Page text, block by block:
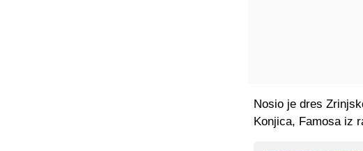
Nosio je dres
Konjica, Famosa iz